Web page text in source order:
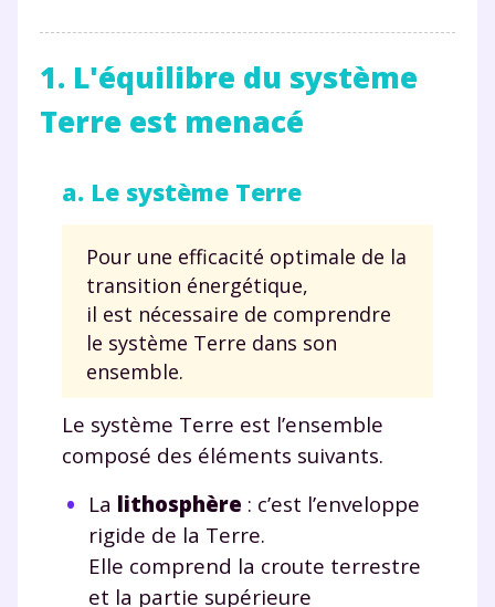
1. L'équilibre du système
Terre est menacé
a. Le système Terre
Pour une efficacité optimale de la
transition énergétique,
il est nécessaire de comprendre
le système Terre dans son
ensemble.
Le système Terre est l’ensemble
composé des éléments suivants.
La lithosphère : c’est l’enveloppe
rigide de la Terre.
Elle comprend la croute terrestre
et la partie supérieure